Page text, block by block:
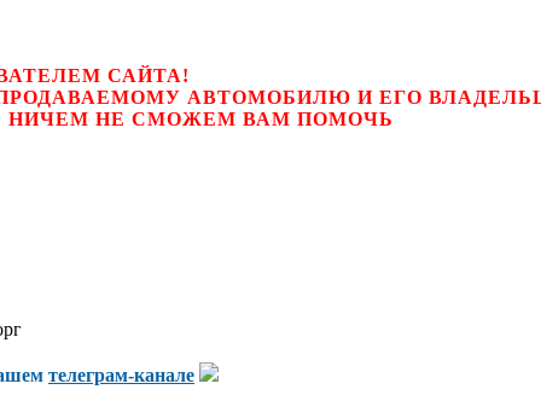
САЙТА!
АВТОМОБИЛЮ И ЕГО
мы НИЧЕМ НЕ СМОЖЕМ ВАМ ПОМОЧЬ
телеграм-канале